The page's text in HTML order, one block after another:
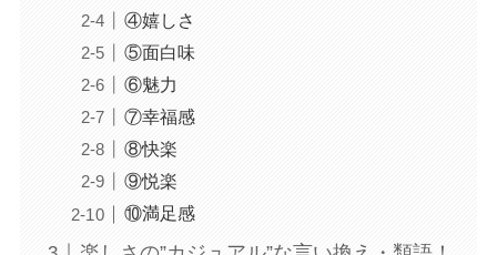
④嬉しさ
⑤面白味
⑥魅力
⑦幸福感
⑧快楽
⑨悦楽
⑩満足感